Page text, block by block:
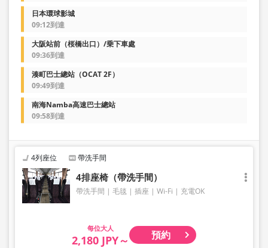
日本環球影城
09:12到達
大阪站前（桜橋出口）/乗下車處
09:36到達
湊町巴士總站（OCAT 2F）
09:49到達
南海Namba高速巴士總站
09:58到達
4列座位 帶洗手間
4排座椅（帶洗手間）
帶洗手間 毛毯 插座 Wi-Fi 充電OK
大人
2,180 JPY～ 預約